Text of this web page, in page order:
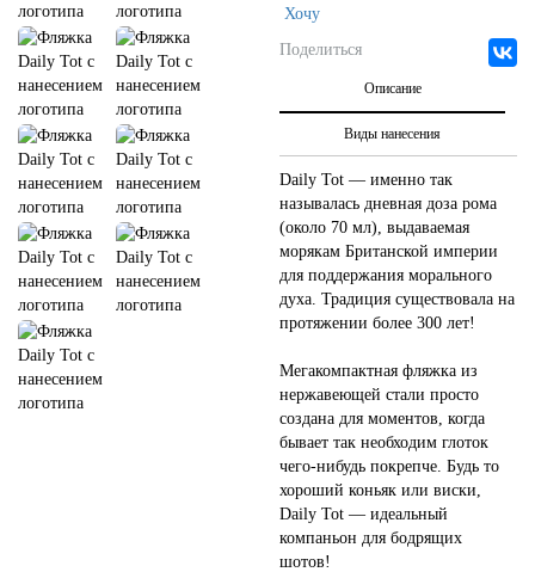
Хочу
Поделиться
Описание
Виды нанесения
Daily Tot — именно так
называлась дневная доза рома
(около 70 мл), выдаваемая
морякам Британской империи
для поддержания морального
духа. Традиция существовала на
протяжении более 300 лет!
Мегакомпактная фляжка из
нержавеющей стали просто
создана для моментов, когда
бывает так необходим глоток
чего-нибудь покрепче. Будь то
хороший коньяк или виски,
Daily Tot — идеальный
компаньон для бодрящих
шотов!